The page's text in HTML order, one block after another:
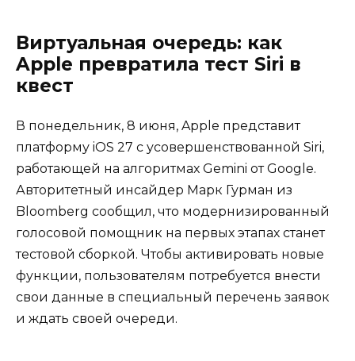
Виртуальная очередь: как
Apple превратила тест Siri в
квест
В понедельник, 8 июня, Apple представит
платформу iOS 27 с усовершенствованной Siri,
работающей на алгоритмах Gemini от Google.
Авторитетный инсайдер Марк Гурман из
Bloomberg сообщил, что модернизированный
голосовой помощник на первых этапах станет
тестовой сборкой. Чтобы активировать новые
функции, пользователям потребуется внести
свои данные в специальный перечень заявок
и ждать своей очереди.